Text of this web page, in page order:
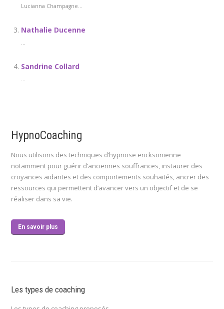
Lucianna Champagne...
Nathalie Ducenne
...
Sandrine Collard
...
HypnoCoaching
Nous utilisons des techniques d’hypnose ericksonienne
notamment pour guérir d’anciennes souffrances, instaurer des
croyances aidantes et des comportements souhaités, ancrer des
ressources qui permettent d’avancer vers un objectif et de se
réaliser dans sa vie.
En savoir plus
Les types de coaching